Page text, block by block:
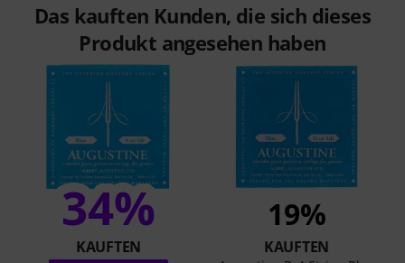
Das kauften Kunden, die sich dieses
Produkt angesehen haben
34%
KAUFTEN
19%
KAUFTEN